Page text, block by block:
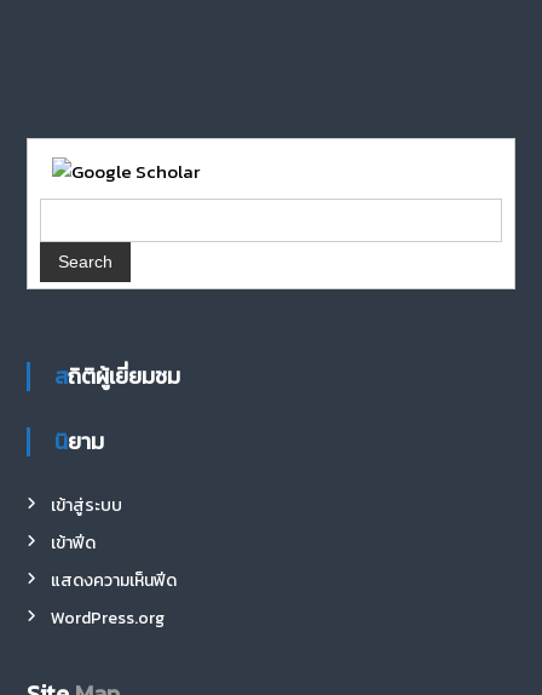
สถิติผู้เยี่ยมชม
นิยาม
เข้าสู่ระบบ
เข้าฟีด
แสดงความเห็นฟีด
WordPress.org